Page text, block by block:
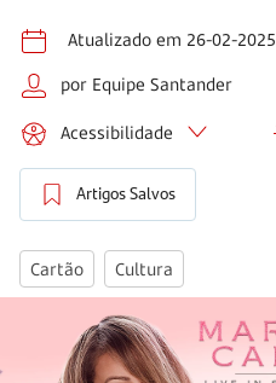
Atualizado em 26-02-2025
por Equipe Santander
Acessibilidade
Artigos Salvos
Cartão Cultura